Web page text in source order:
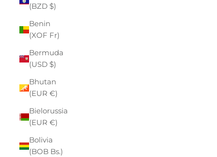
(BZD $)
Benin
(XOF Fr)
Bermuda
(USD $)
Bhutan
(EUR €)
Bielorussia
(EUR €)
Bolivia
(BOB Bs.)